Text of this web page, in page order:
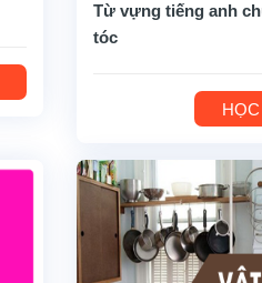
Từ vựng tiếng anh
tóc